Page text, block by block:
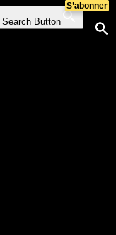
Search Button
S’abonner